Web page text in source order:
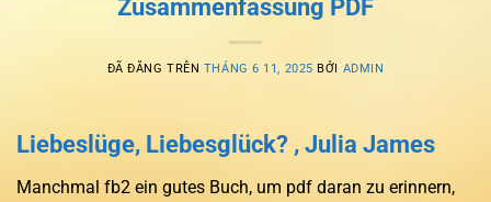
Zusammenfassung PDF
ĐÃ ĐĂNG TRÊN THÁNG 6 11, 2025 BỞI ADMIN
Liebeslüge, Liebesglück? , Julia James
Manchmal fb2 ein gutes Buch, um pdf daran zu erinnern,